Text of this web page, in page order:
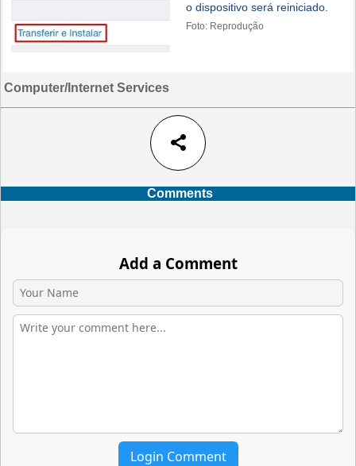
o dispositivo será reiniciado.
Foto: Reprodução
Computer/Internet Services
share
Comments
Add a Comment
Login Comment